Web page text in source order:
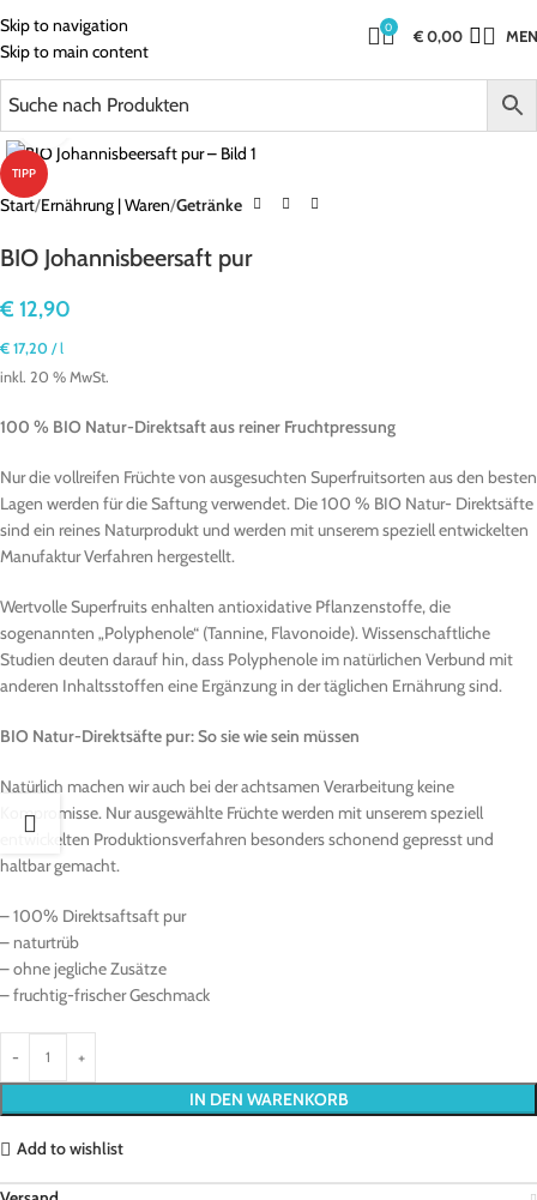
Skip to navigation
Skip to main content
0 €0,00
TIPP
Start Ernährung | Waren Getränke
BIO Johannisbeersaft pur
€ 12,90
€ 17,20 /l
inkl. 20 % MwSt.
100 % BIO Natur-Direktsaft aus reiner Fruchtpressung
Nur die vollreifen Früchte von ausgesuchten Superfruitsorten aus den besten
Lagen werden für die Saftung verwendet. Die 100 % BIO Natur- Direktsäfte
sind ein reines Naturprodukt und werden mit unserem speziell entwickelten
Manufaktur Verfahren hergestellt.
Wertvolle Superfruits enhalten antioxidative Pflanzenstoffe, die
sogenannten „Polyphenole“ (Tannine, Flavonoide). Wissenschaftliche
Studien deuten darauf hin, dass Polyphenole im natürlichen Verbund mit
anderen Inhaltsstoffen eine Ergänzung in der täglichen Ernährung sind.
BIO Natur-Direktsäfte pur: So sie wie sein müssen
Natürlich machen wir auch bei der achtsamen Verarbeitung keine
Kompromisse. Nur ausgewählte Früchte werden mit unserem speziell
entwickelten Produktionsverfahren besonders schonend gepresst und
haltbar gemacht.
– 100% Direktsaftsaft pur
– naturtrüb
– ohne jegliche Zusätze
– fruchtig-frischer Geschmack
IN DEN WARENKORB
Add to wishlist